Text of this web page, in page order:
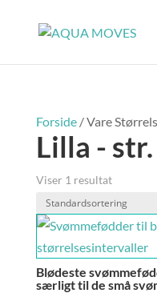
Forside/ Vare
Lilla -
Viser 1 resultat
Blødeste
særligt til de små